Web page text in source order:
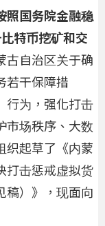
照国务院金融稳
特币挖矿和交
古自治区关于确
若干保障措
行为，强化打击
市场秩序、大数
织起草了《内蒙
打击惩戒虚拟货
稿）》，现面向